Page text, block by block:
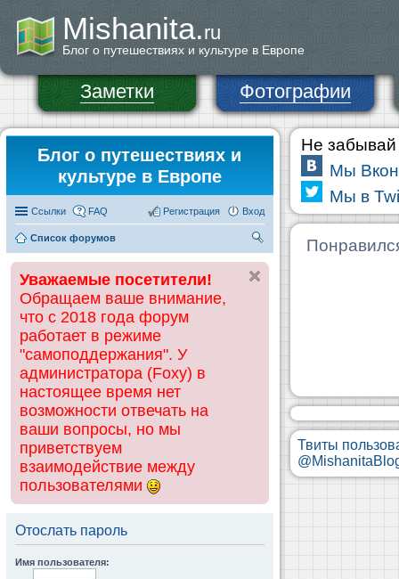
Mishanita.ru
Блог о путешествиях и культуре в Европе
Заметки Фотографии
Блог о путешествиях и
культуре в Европе
Ссылки FAQ Вход
Регистрация
Список форумов
ск
Уважаемые посетители!
Обращаем ваше внимание,
что с 2018 года форум
работает в режиме
"самоподдержания". У
администратора (Foxy) в
настоящее время нет
возможности отвечать на
ваши вопросы, но мы
приветствуем
взаимодействие между
пользователями
Отослать пароль
Имя пользователя:
Не забывай
Мы
Мы в
Твиты